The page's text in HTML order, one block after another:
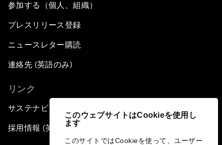
このウェブサイトはCookieを使用し
ます
このサイトではCookieを使って、ユーザー
参加する（個人、組織）
プレスリリース登録
ニュースレター購読
連絡先 (英語のみ)
リンク
サステナビリティへの取り組み
採用情報 (英語のみ)